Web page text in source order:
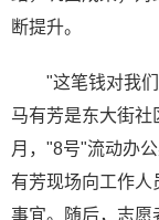
断提升。
"这笔钱对我
马有芳是东大街社
月，"8号"流动办
有芳现场向工作人
事宜。随后，志愿